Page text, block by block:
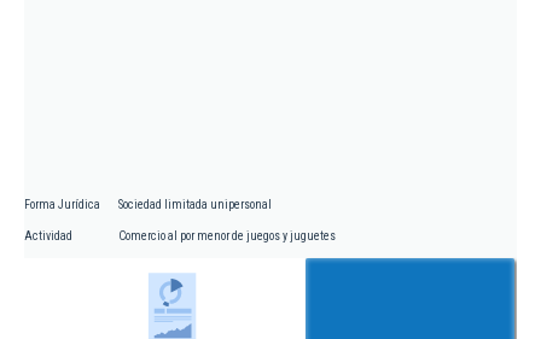
Forma Jurídica Sociedad limitada unipersonal
Actividad Comercio al por menor de juegos y juguetes